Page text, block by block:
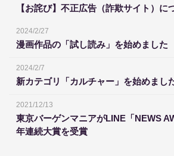
【お詫び】不正広告（詐欺サイト）に
2024/2/27
漫画作品の「試し読み」を始めました
2024/2/7
新カテゴリ「カルチャー」を始めまし
2021/12/13
東京バーゲンマニアがLINE「NEWS
年連続大賞を受賞